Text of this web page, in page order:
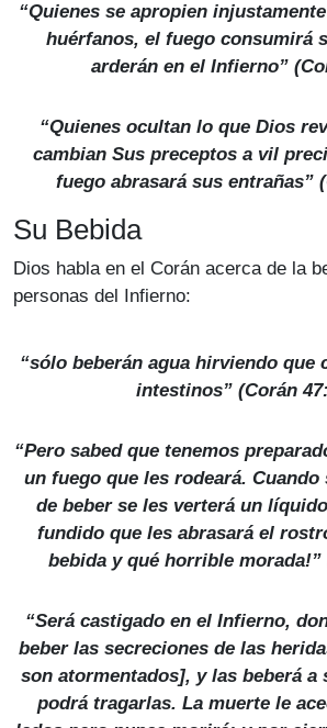
“Quienes se apropien
huérfanos, el fuego consumirá
arderán en el Infierno”
“Quienes ocultan lo que Dios
cambian Sus preceptos a vil
fuego abrasará sus entrañas”
Su Bebida
Dios habla en el Corán acerca de la
personas del Infierno:
“sólo beberán agua hirviendo que
intestinos” (Corán
“Pero sabed que tenemos
un fuego que les rodeará.
de beber se les verterá un
fundido que les abrasará el
bebida y qué horrible morada!”
“Será castigado en el Infierno,
beber las secreciones de las
son atormentados], y las beberá a
podrá tragarlas. La muerte le